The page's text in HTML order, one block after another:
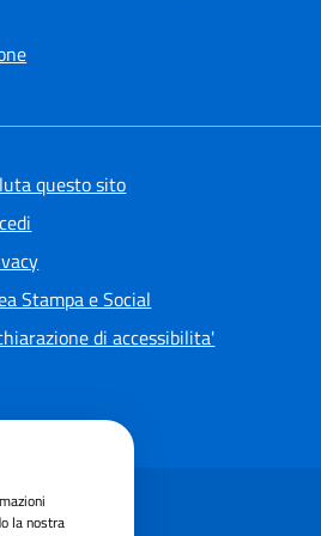
questo sito
Stampa e Social
di accessibilita'
la nostra